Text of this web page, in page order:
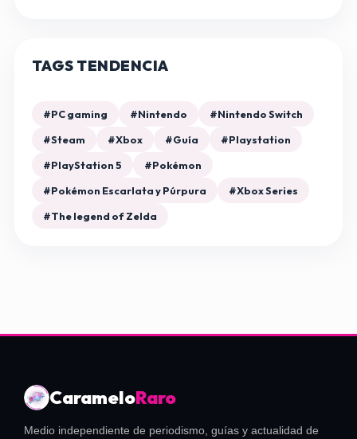
TAGS TENDENCIA
#PC gaming #Nintendo
#Nintendo Switch
#Steam
#Xbox #Guía
#Playstation
#PlayStation 5
#Pokémon
#Pokémon Escarlata y Púrpura
#Xbox Series
#The legend of Zelda
CarameloRaro
Medio independiente de periodismo, guías y actualidad de